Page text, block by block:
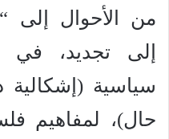
من الأحوال إلى
إلى تجديد، في
سياسية (إشكالية
حال)، لمفاهيم